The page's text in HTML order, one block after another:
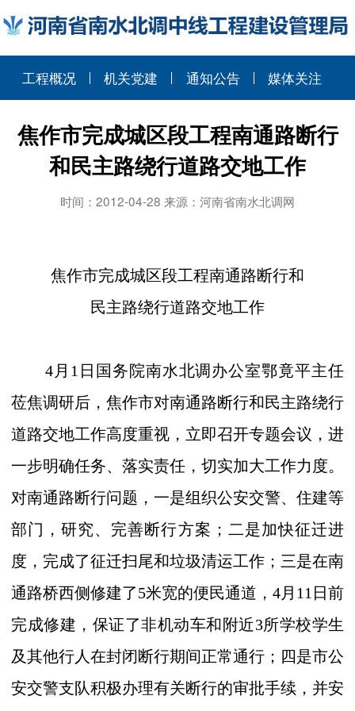
工程概况 机关党建 通知公告 媒体关注
焦作市完成城区段工程南通路断行
和民主路绕行道路交地工作
时间：2012-04-28 来源：河南省南水北调网
焦作市完成城区段工程南通路断行和
民主路绕行道路交地工作
4 月 1 日 国务院南水北调办公室鄂竟平主任
莅焦调研后，焦作市对南通路断行和民主路绕行
道路交地工作高度重视，立即召开专题会议，进
一步明确任务、落实责任，切实加大工作力度。
对南通路断行问题，一是组织公安交警、住建等
部门，研究、完善断行方案；二是加快征迁进
度，完成了征迁扫尾和垃圾清运工作；三是在南
通路桥西侧修建了5米宽的便民通道， 4月 11 日 前
完成修建，保证了非机动车和附近3所学校学生
及其他行人在封闭断行期间正常通行；四是市公
安交警支队积极办理有关断行的审批手续，并安